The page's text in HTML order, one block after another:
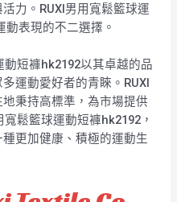
力。RUXI男用寬鬆籃球運
表現的不二選擇。
動短褲hk2192以其卓越的品
運動愛好者的青睞。RUXI
秉持高標準，為市場提供
鬆籃球運動短褲hk2192，
更加健康、積極的運動生